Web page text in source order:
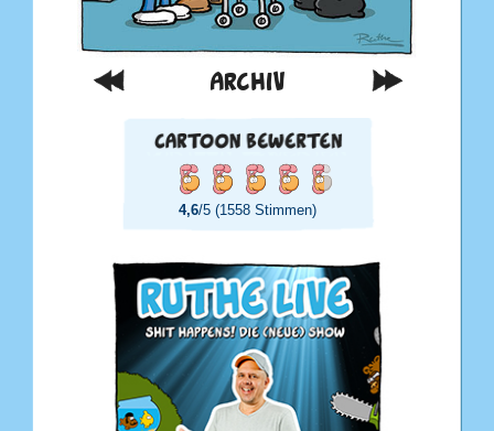
ARCHIV
4,6/5 (1558 Stimmen)